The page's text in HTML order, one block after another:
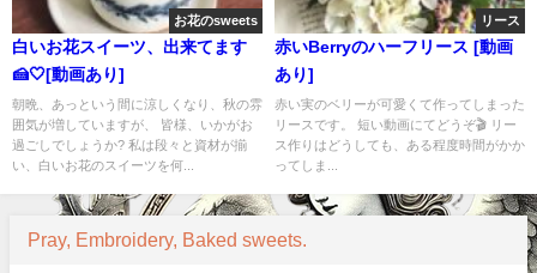
お花のsweets
白いお花スイーツ、出来てます
🍰🤍[動画あり]
朝晩、あっという間に涼しくなり、秋の雰
囲気が増していますが、 皆様、いかがお
過ごしでしょうか? 私は段々と資材が揃
い、白いお花のスイーツを何...
リース
赤いBerryのハーフリース [動画
あり]
赤い実のベリーが可愛くて作ってしまった
リースです。 短い動画にてどうぞ🎬 リー
ス作りはどうしても、ある程度時間がかか
ってしま...
Pray, Embroidery, Baked sweets.